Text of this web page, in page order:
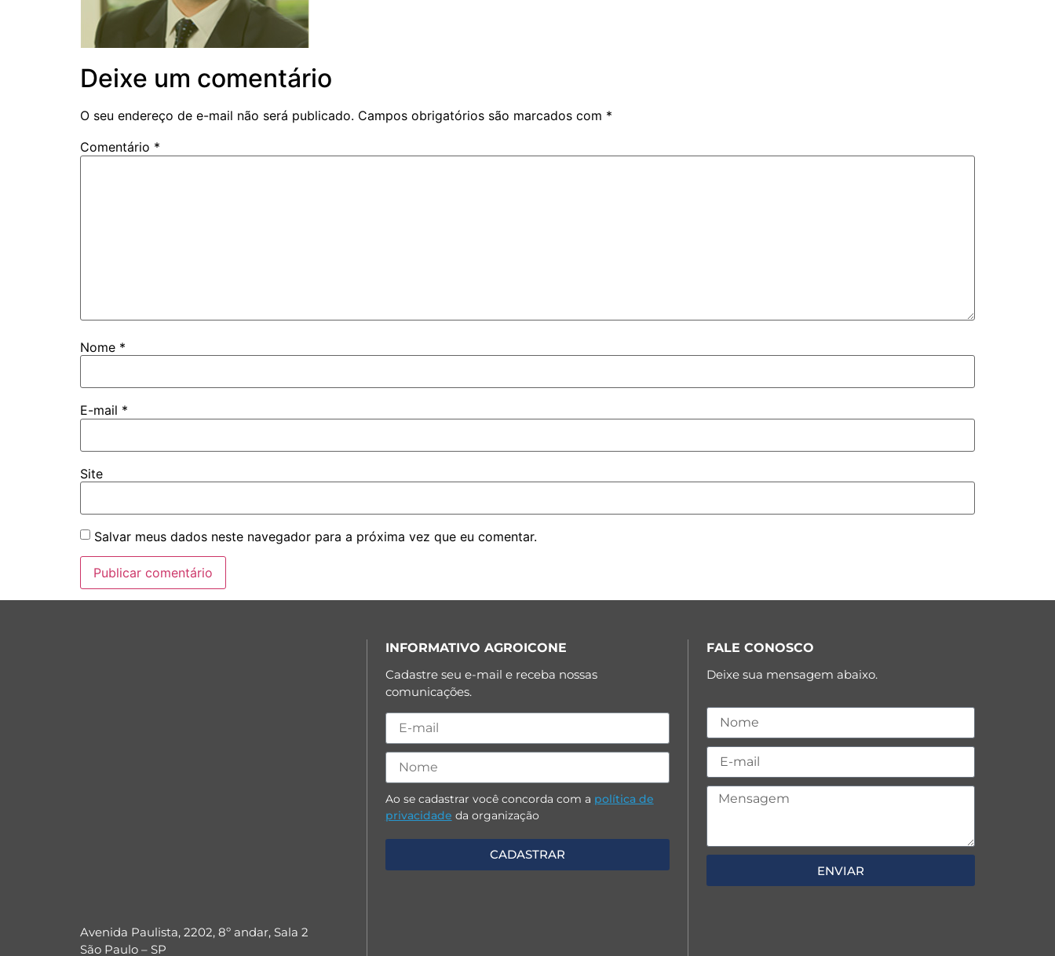
Deixe um comentário
O seu endereço de e-mail não será publicado. Campos obrigatórios são marcados com *
Comentário *
Nome *
E-mail *
Site
Salvar meus dados neste navegador para a próxima vez que eu comentar.
Avenida Paulista, 2202, 8º andar, Sala 2
São Paulo – SP
INFORMATIVO AGROICONE
Cadastre seu e-mail e receba nossas
comunicações.
Ao se cadastrar você concorda com a política de
privacidade da organização
FALE CONOSCO
Deixe sua mensagem abaixo.
ENVIAR